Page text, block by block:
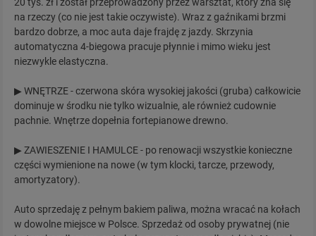
na rzeczy (co nie jest takie oczywiste). Wraz z gaźnikami brzmi
bardzo dobrze, a moc auta daje frajdę z jazdy. Skrzynia
automatyczna 4-biegowa pracuje płynnie i mimo wieku jest
niezwykle elastyczna.
▶ WNĘTRZE - czerwona skóra wysokiej jakości (gruba) całkowicie
dominuje w środku nie tylko wizualnie, ale również cudownie
pachnie. Wnętrze dopełnia fortepianowe drewno.
▶ ZAWIESZENIE I HAMULCE - po renowacji wszystkie konieczne
części wymienione na nowe (w tym klocki, tarcze, przewody,
amortyzatory).
Auto sprzedaję z pełnym bakiem paliwa, można wracać na kołach
w dowolne miejsce w Polsce. Sprzedaż od osoby prywatnej (nie